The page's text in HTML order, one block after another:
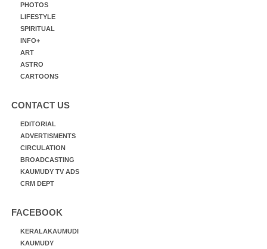
PHOTOS
LIFESTYLE
SPIRITUAL
INFO+
ART
ASTRO
CARTOONS
CONTACT US
EDITORIAL
ADVERTISMENTS
CIRCULATION
BROADCASTING
KAUMUDY TV ADS
CRM DEPT
FACEBOOK
KERALAKAUMUDI
KAUMUDY